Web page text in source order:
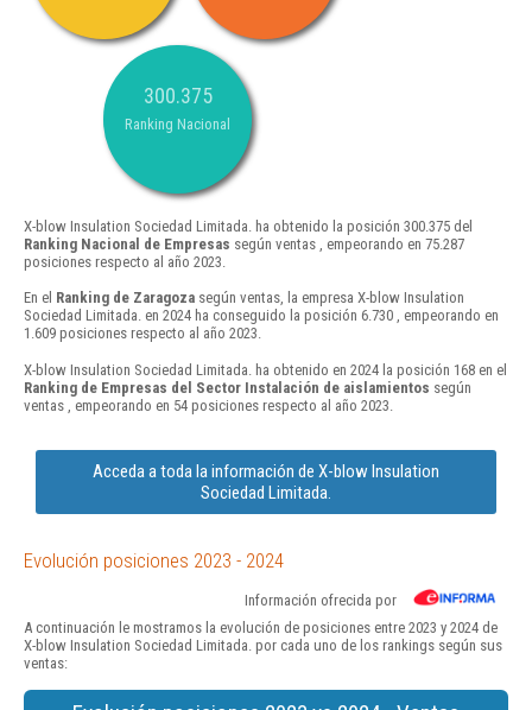
300.375
Ranking Nacional
X-blow Insulation Sociedad Limitada. ha obtenido la posición 300.375 del
Ranking Nacional de Empresas según ventas , empeorando en 75.287
posiciones respecto al año 2023.
En el Ranking de Zaragoza según ventas, la empresa X-blow Insulation
Sociedad Limitada. en 2024 ha conseguido la posición 6.730 , empeorando en
1.609 posiciones respecto al año 2023.
X-blow Insulation Sociedad Limitada. ha obtenido en 2024 la posición 168 en el
Ranking de Empresas del Sector Instalación de aislamientos según
ventas , empeorando en 54 posiciones respecto al año 2023.
Acceda a toda la información de X-blow Insulation
Sociedad Limitada.
Evolución posiciones 2023 - 2024
Información ofrecida por
A continuación le mostramos la evolución de posiciones entre 2023 y 2024 de
X-blow Insulation Sociedad Limitada. por cada uno de los rankings según sus
ventas: